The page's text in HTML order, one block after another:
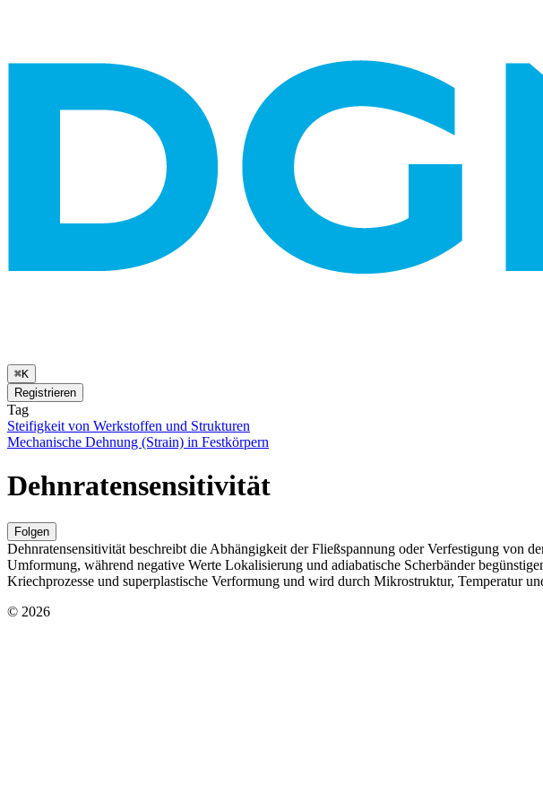
⌘K
Registrieren
Tag
Steifigkeit von Werkstoffen und Strukturen
Mechanische Dehnung (Strain) in Festkörpern
Dehnratensensitivität
Folgen
Dehnratensensitivität beschreibt die Abhängigkeit der Fließspannung oder Verfestigung von
Umformung, während negative Werte Lokalisierung und adiabatische Scherbänder
Kriechprozesse und superplastische Verformung und wird durch Mikrostruktur, Temperatur
© 2026